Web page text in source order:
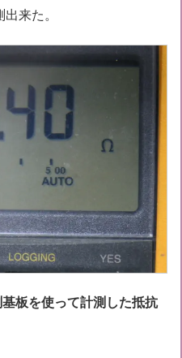
来た。
板を使って計測した抵抗